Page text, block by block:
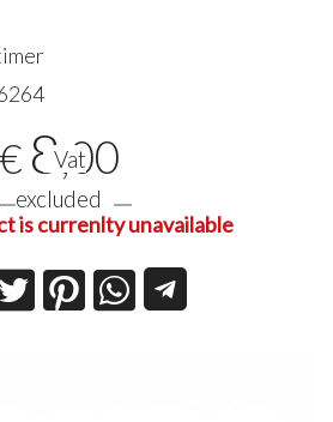
€ 8,00
Vat
excluded
is currenlty unavailable